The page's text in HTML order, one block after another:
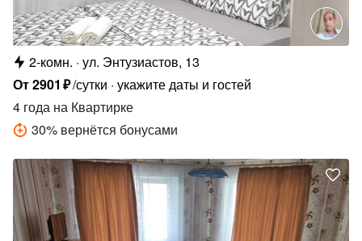
2-комн. ул. Энтузиастов, 13
От2901 ₽/сутки укажите даты и гостей
4 года на Квартирке
30% вернётся бонусами